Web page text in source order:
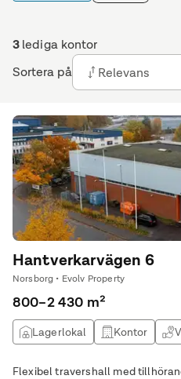
3lediga kontor
Sortera på
Relevans
Hantverkarvägen 6
Norsborg • Evolv Property
800–2 430 m²
Lagerlokal Kontor
Flexibel travershall med